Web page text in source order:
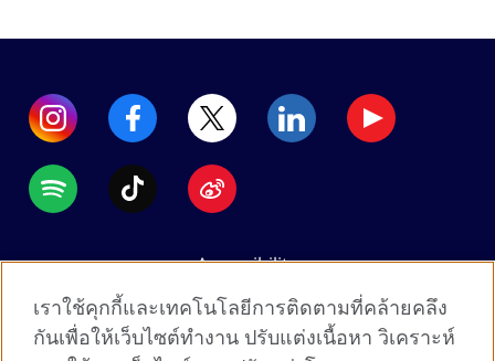
Accessibility
Data protection
Terms of use
เราใช้คุกกี้และเทคโนโลยีการติดตามที่คล้ายคลึง
กันเพื่อให้เว็บไซต์ทำงาน ปรับแต่งเนื้อหา วิเคราะห์